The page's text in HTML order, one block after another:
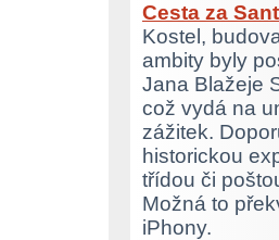
Cesta za
Kostel,
ambity byly
Jana Blažeje
což vydá na
zážitek.
historickou
třídou či
Možná to
iPhony.